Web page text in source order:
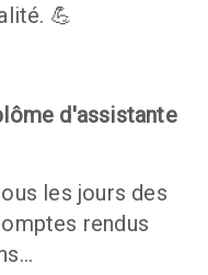
💪
d'assistante
les jours des
rendus